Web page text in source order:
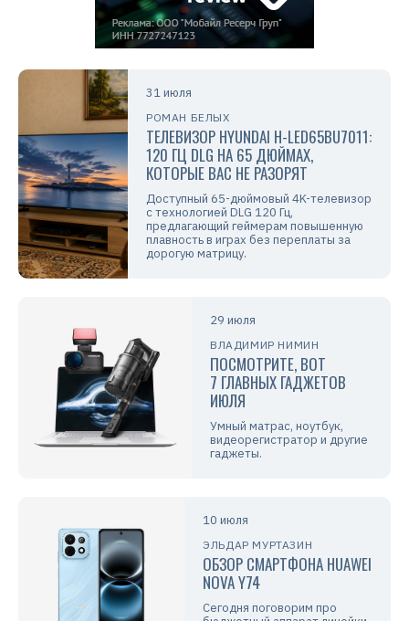
31 июля
РОМАН БЕЛЫХ
ТЕЛЕВИЗОР HYUNDAI H-LED65BU7011:
120 ГЦ DLG НА 65 ДЮЙМАХ,
КОТОРЫЕ ВАС НЕ РАЗОРЯТ
Доступный 65-дюймовый 4K-телевизор
с технологией DLG 120 Гц,
предлагающий геймерам повышенную
плавность в играх без переплаты за
дорогую матрицу.
29 июля
ВЛАДИМИР НИМИН
ПОСМОТРИТЕ, ВОТ
7 ГЛАВНЫХ ГАДЖЕТОВ
ИЮЛЯ
Умный матрас, ноутбук,
видеорегистратор и другие
гаджеты.
10 июля
ЭЛЬДАР МУРТАЗИН
ОБЗОР СМАРТФОНА HUAWEI
NOVA Y74
Сегодня поговорим про